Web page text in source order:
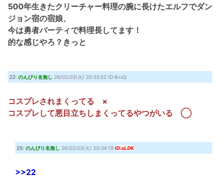
500年生きたクリーチャー料理の腕に長けたエルフでダン
ジョン宿の宿娘、
今は勇者パーティで料理長してます！
的な感じやろ？きっと
22: のんびり名無し 26/02/03(火) 20:33:52 ID:8vxQ
コスプレされまくってる ×
コスプレして悪目立ちしまくってるやつがいる ◯
25: のんびり名無し 26/02/03(火) 20:34:19 ID:aLDK
>>22